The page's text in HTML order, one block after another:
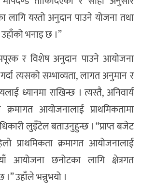
लागि यस्तो अनुदान पाउने योजना तथा
भनाइ छ ।”
र विशेष अनुदान पाउने आयोजना
त्यसको सम्भाव्यता, लागत अनुमान र
ध्यानमा राखिन्छ । त्यस्तै, अनिवार्य
क्रमागत आयोजनालाई प्राथमिकतामा
लुइँटेल बताउनुहुन्छ । “प्राप्त बजेट
प्राथमिकता क्रमागत आयोजनालाई
आयोजना छनोटका लागि क्षेत्रगत
।” उहाँले भन्नुभयो ।